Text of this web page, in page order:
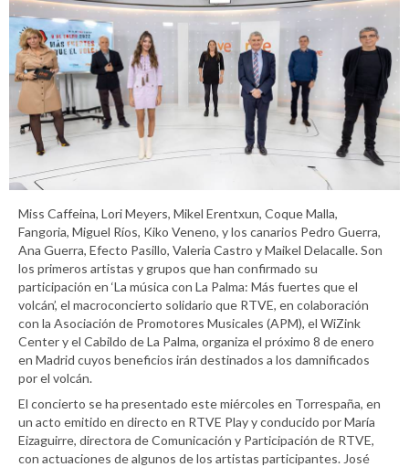
Miss Caffeina, Lori Meyers, Mikel Erentxun, Coque Malla,
Fangoria, Miguel Ríos, Kiko Veneno, y los canarios Pedro Guerra,
Ana Guerra, Efecto Pasillo, Valeria Castro y Maikel Delacalle. Son
los primeros artistas y grupos que han confirmado su
participación en ‘La música con La Palma: Más fuertes que el
volcán’, el macroconcierto solidario que RTVE, en colaboración
con la Asociación de Promotores Musicales (APM), el WiZink
Center y el Cabildo de La Palma, organiza el próximo 8 de enero
en Madrid cuyos beneficios irán destinados a los damnificados
por el volcán.
El concierto se ha presentado este miércoles en Torrespaña, en
un acto emitido en directo en RTVE Play y conducido por María
Eizaguirre, directora de Comunicación y Participación de RTVE,
con actuaciones de algunos de los artistas participantes. José